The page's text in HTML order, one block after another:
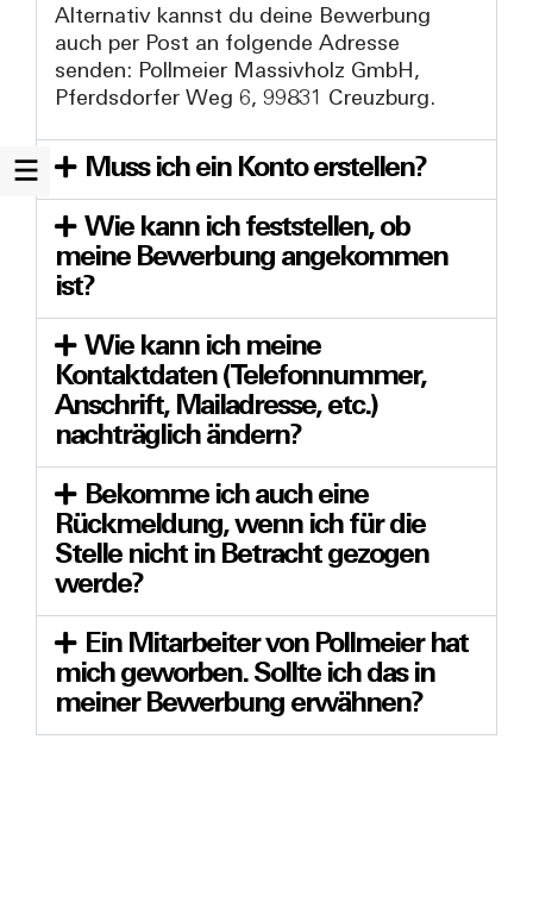
Alternativ kannst du deine Bewerbung
auch per Post an folgende Adresse
senden: Pollmeier Massivholz GmbH,
Pferdsdorfer Weg 6, 99831 Creuzburg.
Muss ich ein Konto erstellen?
Wie kann ich feststellen, ob
meine Bewerbung angekommen
ist?
Wie kann ich meine
Kontaktdaten (Telefonnummer,
Anschrift, Mailadresse, etc.)
nachträglich ändern?
Bekomme ich auch eine
Rückmeldung, wenn ich für die
Stelle nicht in Betracht gezogen
werde?
Ein Mitarbeiter von Pollmeier hat
mich geworben. Sollte ich das in
meiner Bewerbung erwähnen?